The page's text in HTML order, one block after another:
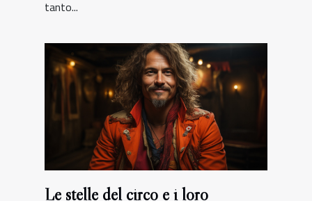
tanto...
Le stelle del circo e i loro